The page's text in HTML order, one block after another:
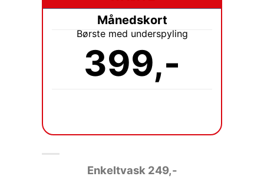
Månedskort
Børste med underspyling
399,-
Enkeltvask 249,-